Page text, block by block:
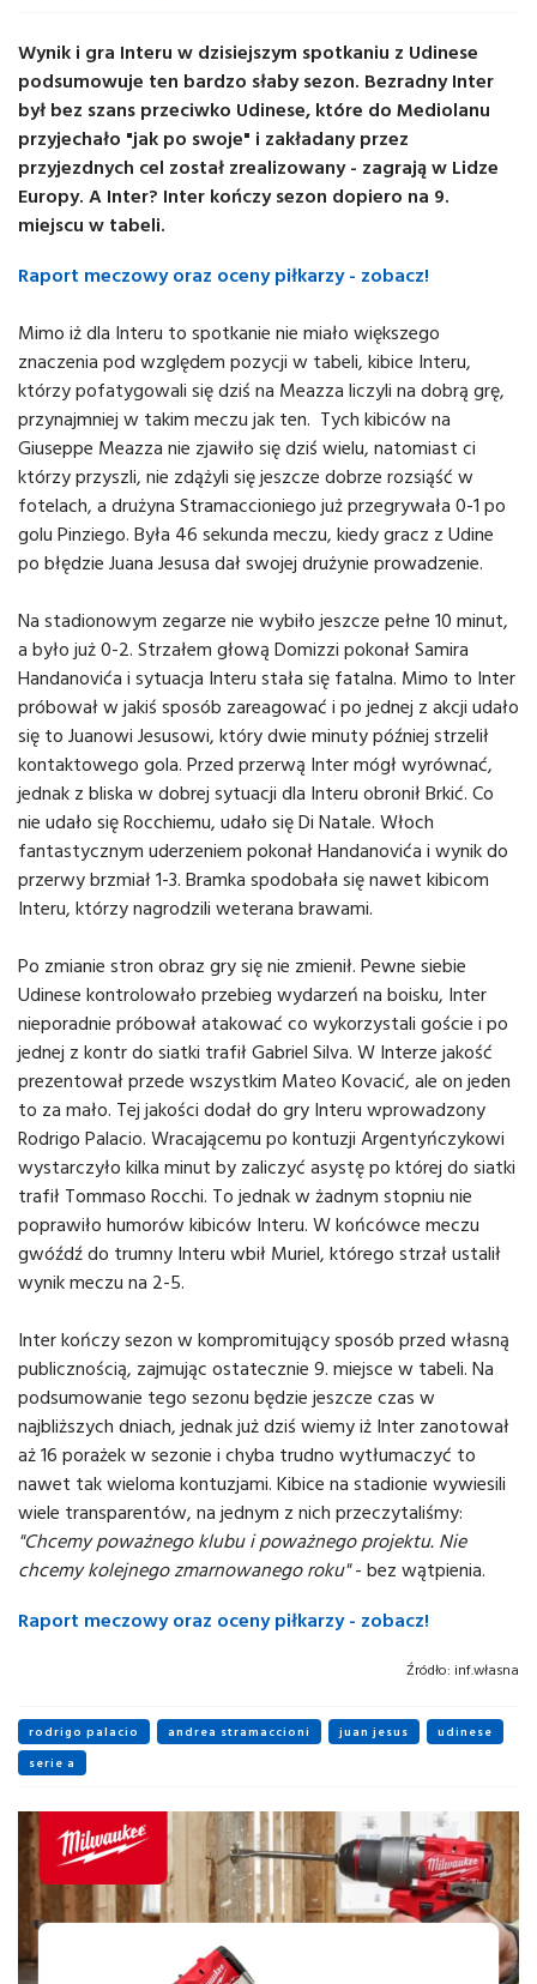
Wynik i gra Interu w dzisiejszym spotkaniu z Udinese
podsumowuje ten bardzo słaby sezon. Bezradny Inter
był bez szans przeciwko Udinese, które do Mediolanu
przyjechało "jak po swoje" i zakładany przez
przyjezdnych cel został zrealizowany - zagrają w Lidze
Europy. A Inter? Inter kończy sezon dopiero na 9.
miejscu w tabeli.
Raport meczowy oraz oceny piłkarzy - zobacz!
Mimo iż dla Interu to spotkanie nie miało większego
znaczenia pod względem pozycji w tabeli, kibice Interu,
którzy pofatygowali się dziś na Meazza liczyli na dobrą grę,
przynajmniej w takim meczu jak ten. Tych kibiców na
Giuseppe Meazza nie zjawiło się dziś wielu, natomiast ci
którzy przyszli, nie zdążyli się jeszcze dobrze rozsiąść w
fotelach, a drużyna Stramaccioniego już przegrywała 0-1 po
golu Pinziego. Była 46 sekunda meczu, kiedy gracz z Udine
po błędzie Juana Jesusa dał swojej drużynie prowadzenie.
Na stadionowym zegarze nie wybiło jeszcze pełne 10 minut,
a było już 0-2. Strzałem głową Domizzi pokonał Samira
Handanovića i sytuacja Interu stała się fatalna. Mimo to Inter
próbował w jakiś sposób zareagować i po jednej z akcji udało
się to Juanowi Jesusowi, który dwie minuty później strzelił
kontaktowego gola. Przed przerwą Inter mógł wyrównać,
jednak z bliska w dobrej sytuacji dla Interu obronił Brkić. Co
nie udało się Rocchiemu, udało się Di Natale. Włoch
fantastycznym uderzeniem pokonał Handanovića i wynik do
przerwy brzmiał 1-3. Bramka spodobała się nawet kibicom
Interu, którzy nagrodzili weterana brawami.
Po zmianie stron obraz gry się nie zmienił. Pewne siebie
Udinese kontrolowało przebieg wydarzeń na boisku, Inter
nieporadnie próbował atakować co wykorzystali goście i po
jednej z kontr do siatki trafił Gabriel Silva. W Interze jakość
prezentował przede wszystkim Mateo Kovacić, ale on jeden
to za mało. Tej jakości dodał do gry Interu wprowadzony
Rodrigo Palacio. Wracającemu po kontuzji Argentyńczykowi
wystarczyło kilka minut by zaliczyć asystę po której do siatki
trafił Tommaso Rocchi. To jednak w żadnym stopniu nie
poprawiło humorów kibiców Interu. W końcówce meczu
gwóźdź do trumny Interu wbił Muriel, którego strzał ustalił
wynik meczu na 2-5.
Inter kończy sezon w kompromitujący sposób przed własną
publicznością, zajmując ostatecznie 9. miejsce w tabeli. Na
podsumowanie tego sezonu będzie jeszcze czas w
najbliższych dniach, jednak już dziś wiemy iż Inter zanotował
aż 16 porażek w sezonie i chyba trudno wytłumaczyć to
nawet tak wieloma kontuzjami. Kibice na stadionie wywiesili
wiele transparentów, na jednym z nich przeczytaliśmy:
"Chcemy poważnego klubu i poważnego projektu. Nie
chcemy kolejnego zmarnowanego roku"- bez wątpienia.
Raport meczowy oraz oceny piłkarzy - zobacz!
Źródło: inf.własna
rodrigo palacio andrea stramaccioni juan jesus
udinese
serie a